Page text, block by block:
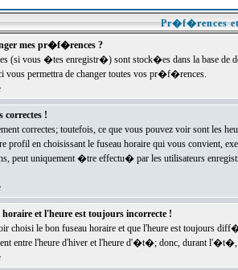
Pr�f�rences
mes pr�f�rences ?
(si vous �tes enregistr�) sont stock�es dans la base de
vous permettra de changer toutes vos pr�f�rences.
correctes !
correctes; toutefois, ce que vous pouvez voir sont
en choisissant le fuseau horaire qui vous convient,
peut uniquement �tre effectu� par les utilisateurs
et l'heure est toujours incorrecte !
choisi le bon fuseau horaire et que l'heure est toujours
entre l'heure d'hiver et l'heure d'�t�; donc, durant